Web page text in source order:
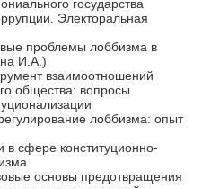
государства
Электоральная
проблемы лоббизма в
И.А.)
взаимоотношений
общества: вопросы
лоббизма: опыт
сфере конституционно-
основы предотвращения